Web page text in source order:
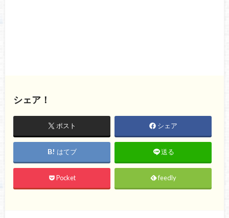
シェア！
ポスト シェア
はてブ 送る
Pocket feedly